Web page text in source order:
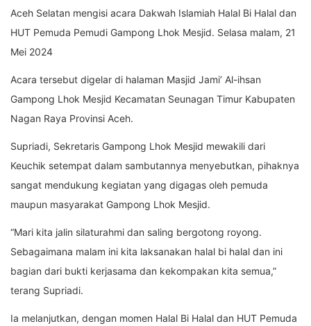
Aceh Selatan mengisi acara Dakwah Islamiah Halal Bi Halal dan
HUT Pemuda Pemudi Gampong Lhok Mesjid. Selasa malam, 21
Mei 2024
Acara tersebut digelar di halaman Masjid Jami’ Al-ihsan
Gampong Lhok Mesjid Kecamatan Seunagan Timur Kabupaten
Nagan Raya Provinsi Aceh.
Supriadi, Sekretaris Gampong Lhok Mesjid mewakili dari
Keuchik setempat dalam sambutannya menyebutkan, pihaknya
sangat mendukung kegiatan yang digagas oleh pemuda
maupun masyarakat Gampong Lhok Mesjid.
“Mari kita jalin silaturahmi dan saling bergotong royong.
Sebagaimana malam ini kita laksanakan halal bi halal dan ini
bagian dari bukti kerjasama dan kekompakan kita semua,”
terang Supriadi.
Ia melanjutkan, dengan momen Halal Bi Halal dan HUT Pemuda